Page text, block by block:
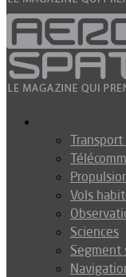
Vols
Sciences
Segment